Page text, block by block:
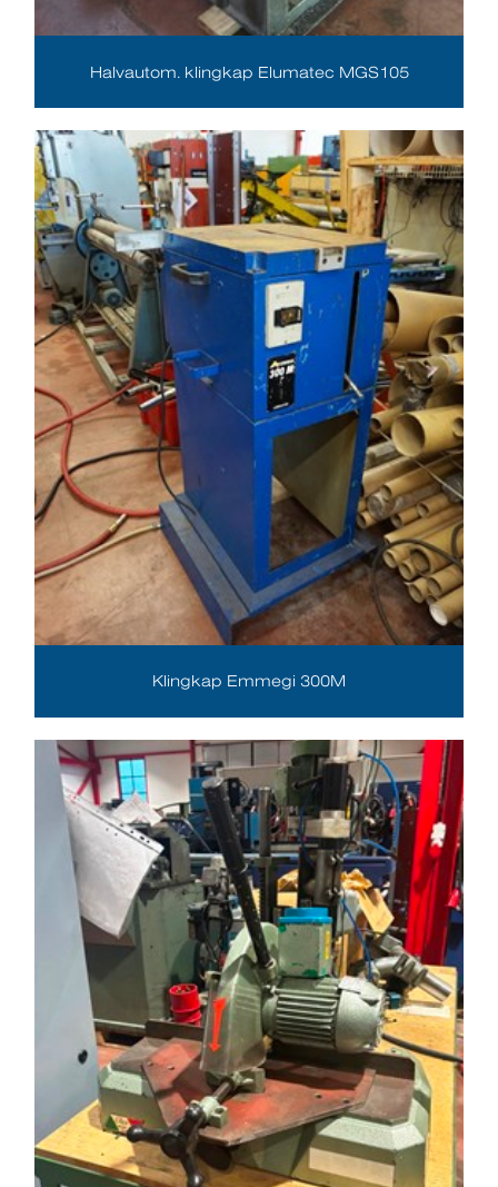
Halvautom. klingkap Elumatec MGS105
Klingkap Emmegi 300M